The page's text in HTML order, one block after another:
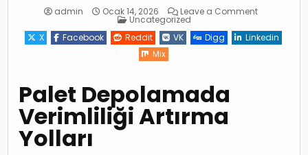
admin Ocak 14, 2026 Leave a Commenton
Verimliligi
Artirma
Posted
Uncategorized
X
Facebook Reddit VK Digg
Linkedin
Mix
Palet Depolamada
Verimliliği Artırma
Yolları